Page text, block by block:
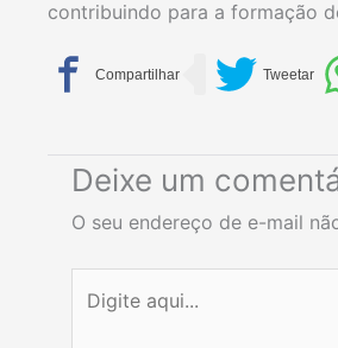
contribuindo para a formação
Deixe um
O seu endereço de e-mail
aqui...